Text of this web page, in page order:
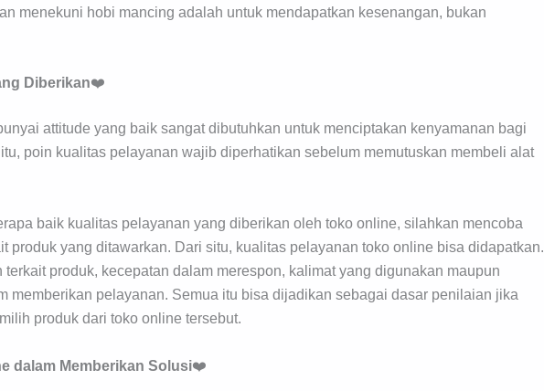
menekuni hobi mancing adalah untuk mendapatkan kesenangan, bukan
Diberikan❤️
attitude yang baik sangat dibutuhkan untuk menciptakan kenyamanan bagi
poin kualitas pelayanan wajib diperhatikan sebelum memutuskan membeli alat
baik kualitas pelayanan yang diberikan oleh toko online, silahkan mencoba
produk yang ditawarkan. Dari situ, kualitas pelayanan toko online bisa didapatkan.
terkait produk, kecepatan dalam merespon, kalimat yang digunakan maupun
memberikan pelayanan. Semua itu bisa dijadikan sebagai dasar penilaian jika
produk dari toko online tersebut.
dalam Memberikan Solusi❤️